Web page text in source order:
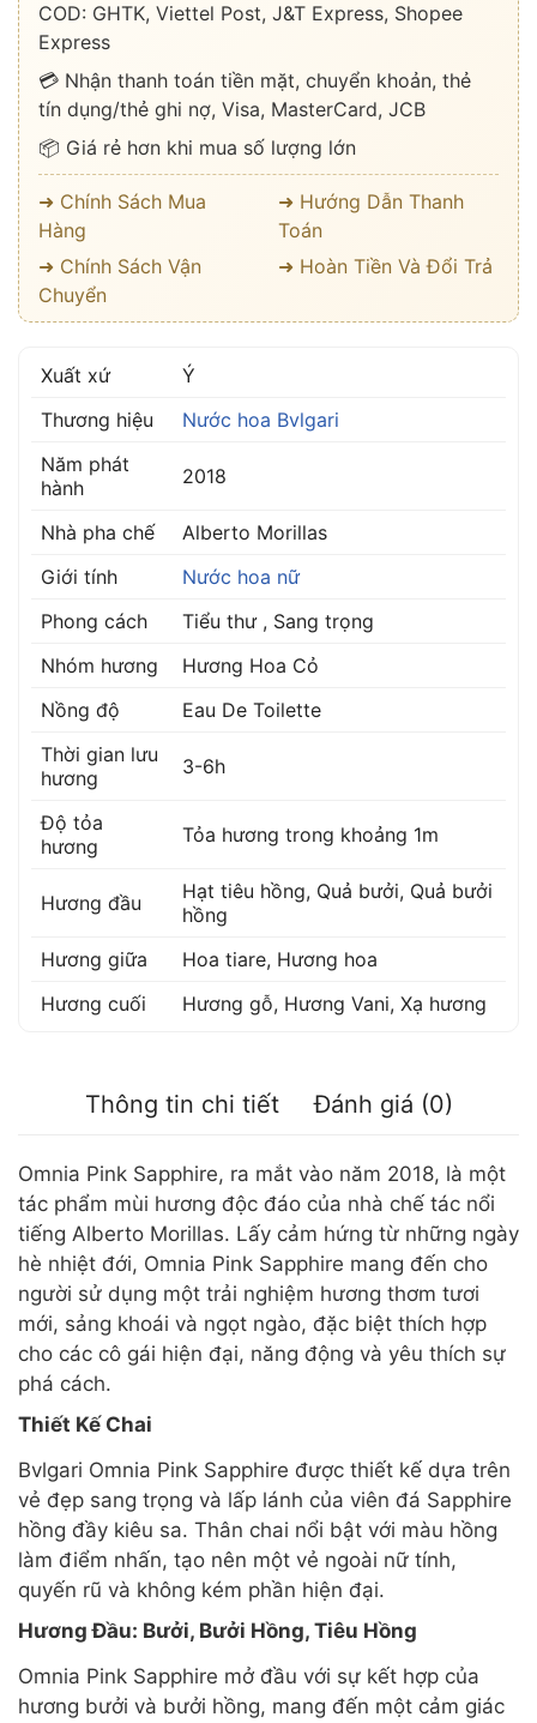
COD: GHTK, Viettel Post, J&T Express, Shopee
Express
💳 Nhận thanh toán tiền mặt, chuyển khoản, thẻ
tín dụng/thẻ ghi nợ, Visa, MasterCard, JCB
📦 Giá rẻ hơn khi mua số lượng lớn
➜ Chính Sách Mua
Hàng
➜ Hướng Dẫn Thanh
Toán
➜ Chính Sách Vận
Chuyển
➜ Hoàn Tiền Và Đổi Trả
Xuất xứ
Ý
Thương hiệu
Nước hoa Bvlgari
Năm phát
hành
2018
Nhà pha chế
Alberto Morillas
Giới tính
Nước hoa nữ
Phong cách
Tiểu thư , Sang trọng
Nhóm hương
Hương Hoa Cỏ
Nồng độ
Eau De Toilette
Thời gian lưu
hương
3-6h
Độ tỏa
hương
Tỏa hương trong khoảng 1m
Hương đầu Hạt tiêu hồng, Quả bưởi, Quả bưởi
hồng
Hương giữa
Hoa tiare, Hương hoa
Hương cuối
Hương gỗ, Hương Vani, Xạ hương
Thông tin chi tiết Đánh giá (0)
Omnia Pink Sapphire, ra mắt vào năm 2018, là một
tác phẩm mùi hương độc đáo của nhà chế tác nổi
tiếng Alberto Morillas. Lấy cảm hứng từ những ngày
hè nhiệt đới, Omnia Pink Sapphire mang đến cho
người sử dụng một trải nghiệm hương thơm tươi
mới, sảng khoái và ngọt ngào, đặc biệt thích hợp
cho các cô gái hiện đại, năng động và yêu thích sự
phá cách.
Thiết Kế Chai
Bvlgari Omnia Pink Sapphire được thiết kế dựa trên
vẻ đẹp sang trọng và lấp lánh của viên đá Sapphire
hồng đầy kiêu sa. Thân chai nổi bật với màu hồng
làm điểm nhấn, tạo nên một vẻ ngoài nữ tính,
quyến rũ và không kém phần hiện đại.
Hương Đầu: Bưởi, Bưởi Hồng, Tiêu Hồng
Omnia Pink Sapphire mở đầu với sự kết hợp của
hương bưởi và bưởi hồng, mang đến một cảm giác